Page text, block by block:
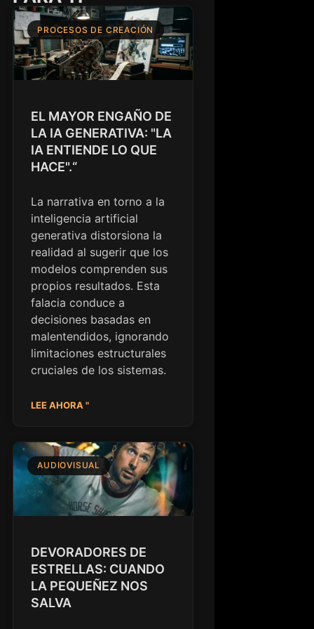
PROCESOS DE CREACIÓN
EL MAYOR ENGAÑO DE
LA IA GENERATIVA: "LA
IA ENTIENDE LO QUE
HACE".“
La narrativa en torno a la
inteligencia artificial
generativa distorsiona la
realidad al sugerir que los
modelos comprenden sus
propios resultados. Esta
falacia conduce a
decisiones basadas en
malentendidos, ignorando
limitaciones estructurales
cruciales de los sistemas.
LEE AHORA "
AUDIOVISUAL
DEVORADORES DE
ESTRELLAS: CUANDO
LA PEQUEÑEZ NOS
SALVA